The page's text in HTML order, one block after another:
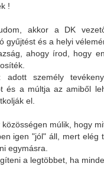
!
akkor a DK
gyűjtést és a helyi
ahogy írod, hogy
adott személy
és a múltja az amiből
el.
közösségen múlik, hogy
igen "jól" áll, mert elég
egymásra.
a legtöbbet, ha